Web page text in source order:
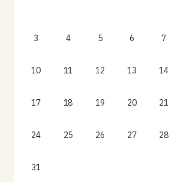
3 4 5 6 7
10 11 12 13 14
17 18 19 20 21
24 25 26 27 28
31